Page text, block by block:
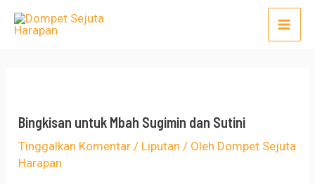
Lewati
Main
Bingkisan untuk Mbah Sugimin dan Sutini
Tinggalkan Komentar / Liputan / Oleh Dompet Sejuta
Harapan
Post
navigation